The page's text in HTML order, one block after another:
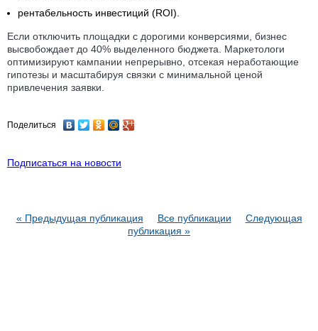
рентабельность инвестиций (ROI).
Если отключить площадки с дорогими конверсиями, бизнес
высвобождает до 40% выделенного бюджета. Маркетологи
оптимизируют кампании непрерывно, отсекая неработающие
гипотезы и масштабируя связки с минимальной ценой
привлечения заявки.
Поделиться
Подписаться на новости
« Предыдущая публикация Все публикации
Следующая
публикация »